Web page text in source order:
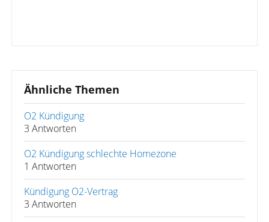
Ähnliche Themen
O2 Kündigung
3 Antworten
O2 Kündigung schlechte Homezone
1 Antworten
Kündigung O2-Vertrag
3 Antworten